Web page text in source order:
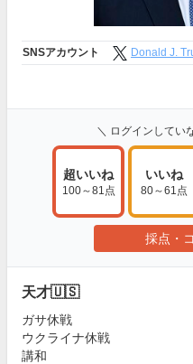
SNSアカウント Donald J.
＼ ログインしてい
超いいね
100～81点
いいね
80～61点
採点・
天才🇺🇸
ガサ休戦
ウクライナ休戦
講和